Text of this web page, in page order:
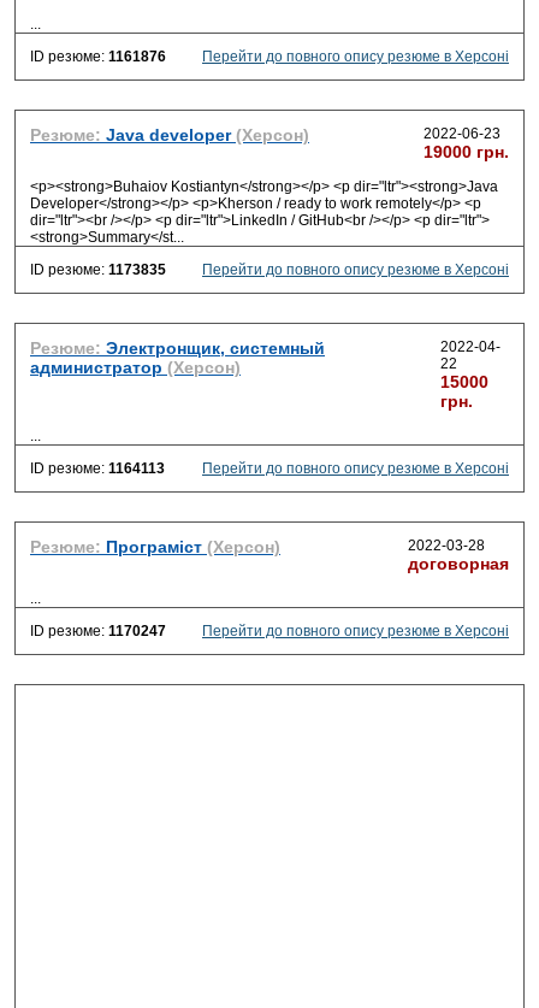
...
ID резюме: 1161876 Перейти до повного опису резюме в Херсоні
Резюме: Java developer (Херсон) 2022-06-23
19000 грн.
<p><strong>Buhaiov Kostiantyn</strong></p> <p dir="ltr"><strong>Java
Developer</strong></p> <p>Kherson / ready to work remotely</p> <p
dir="ltr"><br /></p> <p dir="ltr">LinkedIn / GitHub<br /></p> <p dir="ltr">
<strong>Summary</st...
ID резюме: 1173835 Перейти до повного опису резюме в Херсоні
Резюме: Электронщик, системный
администратор (Херсон)
2022-04-
22
15000
грн.
...
ID резюме: 1164113 Перейти до повного опису резюме в Херсоні
Резюме: Програміст (Херсон) 2022-03-28
договорная
...
ID резюме: 1170247 Перейти до повного опису резюме в Херсоні